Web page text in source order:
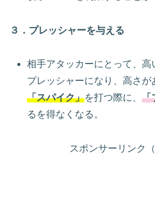
３．プレッシャーを与える
相手アタッカーにとって、高
プレッシャーになり、高さ
「スパイク」を打つ際に、「
るを得なくなる。
スポンサーリンク